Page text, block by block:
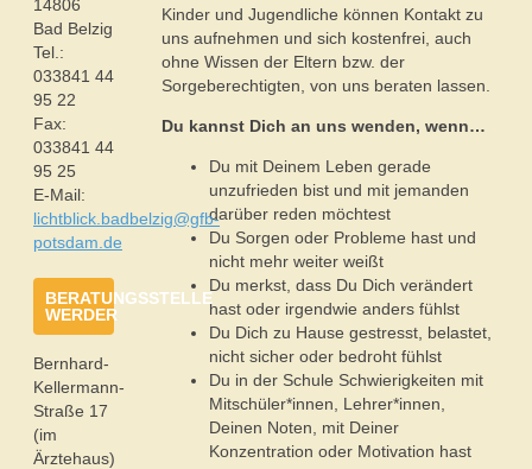
Kinder und Jugendliche können Kontakt zu
uns aufnehmen und sich kostenfrei, auch
ohne Wissen der Eltern bzw. der
Sorgeberechtigten, von uns beraten lassen.
Du kannst Dich an uns wenden, wenn…
Du mit Deinem Leben gerade
unzufrieden bist und mit jemanden
darüber reden möchtest
Du Sorgen oder Probleme hast und
nicht mehr weiter weißt
Du merkst, dass Du Dich verändert
hast oder irgendwie anders fühlst
Du Dich zu Hause gestresst, belastet,
nicht sicher oder bedroht fühlst
Du in der Schule Schwierigkeiten mit
Mitschüler*innen, Lehrer*innen,
Deinen Noten, mit Deiner
Konzentration oder Motivation hast
14806
Bad Belzig
Tel.:
033841 44
95 22
Fax:
033841 44
95 25
E-Mail:
lichtblick.badbelzig@gfb-
potsdam.de
BERATUNGSSTELLE
WERDER
Bernhard-
Kellermann-
Straße 17
(im
Ärztehaus)